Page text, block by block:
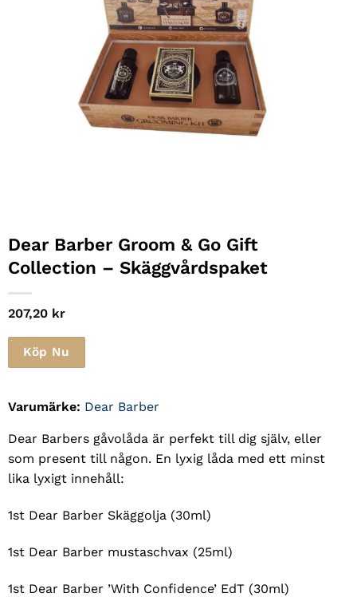
Dear Barber Groom & Go Gift
Collection – Skäggvårdspaket
207,20 kr
Köp Nu
Varumärke: Dear Barber
Dear Barbers gåvolåda är perfekt till dig själv, eller
som present till någon. En lyxig låda med ett minst
lika lyxigt innehåll:
1st Dear Barber Skäggolja (30ml)
1st Dear Barber mustaschvax (25ml)
1st Dear Barber ’With Confidence’ EdT (30ml)